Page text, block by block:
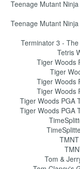
Teenage Mutant
Teenage Mutant
Terminator 3 -
Tetris
Tiger Woods
Tiger
Tiger Woods
Tiger Woods
Tiger Woods PGA
Tiger Woods PGA
Tom &